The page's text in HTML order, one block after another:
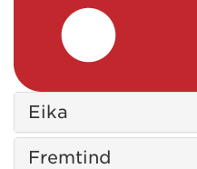
Eika
Fremtind